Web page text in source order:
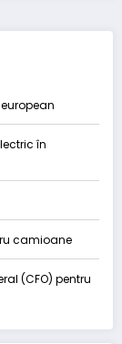
în
camioane
(CFO) pentru